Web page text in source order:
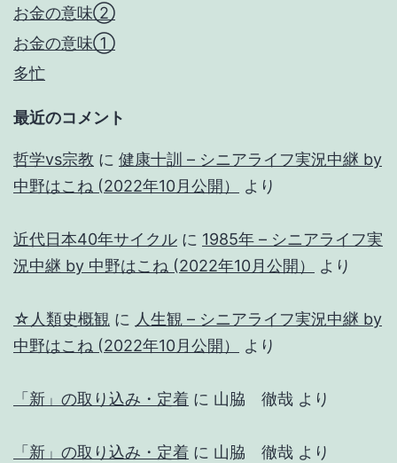
お金の意味②
お金の意味①
多忙
最近のコメント
哲学vs宗教 に 健康十訓 – シニアライフ実況中継 by
中野はこね (2022年10月公開）
より
近代日本40年サイクル に 1985年 – シニアライフ実
況中継 by 中野はこね (2022年10月公開）
より
☆人類史概観 に 人生観 – シニアライフ実況中継 by
中野はこね (2022年10月公開）
より
「新」の取り込み・定着 に 山脇 徹哉 より
「新」の取り込み・定着 に 山脇 徹哉 より